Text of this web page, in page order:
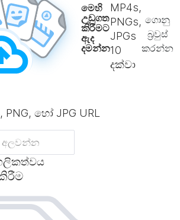
මෙහි
උඩුගත
කිරීමට
ඇද
දමන්න
MP4s,
PNGs,
JPGs
10
දක්වා
ගොනු
බ්‍රවුස්
කරන්න
PNG, හෝ JPG URL